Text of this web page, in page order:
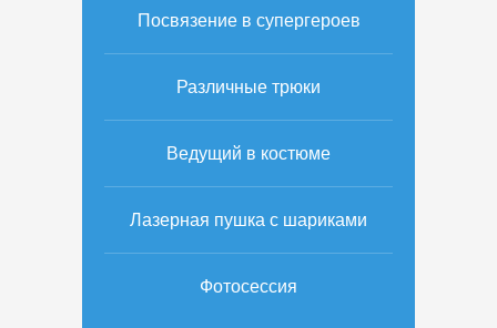
Посвязение в супергероев
Различные трюки
Ведущий в костюме
Лазерная пушка с шариками
Фотосессия